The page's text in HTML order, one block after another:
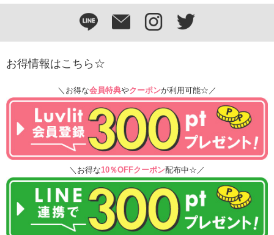
お得情報はこちら☆
＼お得な会員特典やクーポンが利用可能☆／
＼お得な10％OFFクーポン配布中☆／